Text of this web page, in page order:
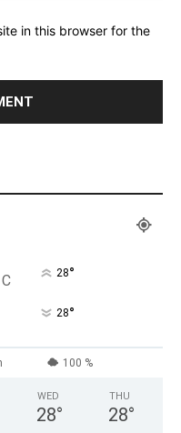
in this browser for the
C 28°
28°
100 %
WED
28°
THU
28°